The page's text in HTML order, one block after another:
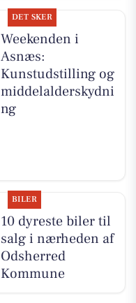
DET SKER
Weekenden i
Asnæs:
Kunstudstilling og
middelalderskydni
ng
BILER
10 dyreste biler til
salg i nærheden af
Odsherred
Kommune